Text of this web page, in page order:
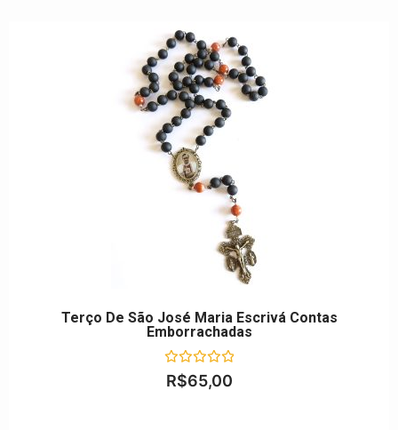
Terço De São José Maria Escrivá Contas
Emborrachadas
Avaliação
0R$65,00